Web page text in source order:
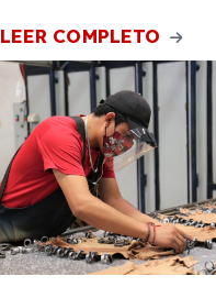
LEER COMPLETO